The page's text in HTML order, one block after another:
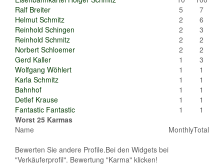
Ralf Breiter
5
7
Helmut Schmitz
2
6
Reinhold Schingen
2
3
Reinhold Schmitz
2
2
Norbert Schloemer
2
2
Gerd Kaller
1
3
Wolfgang Wöhlert
1
1
Karla Schmitz
1
1
Bahnhof
1
1
Detlef Krause
1
1
Fantastic Fantastic
1
1
Worst 25 Karmas
Name
MonthlyTotal
Bewerten Sie andere Profile.Bei den Widgets bei
"Verkäuferprofil". Bewertung "Karma" klicken!